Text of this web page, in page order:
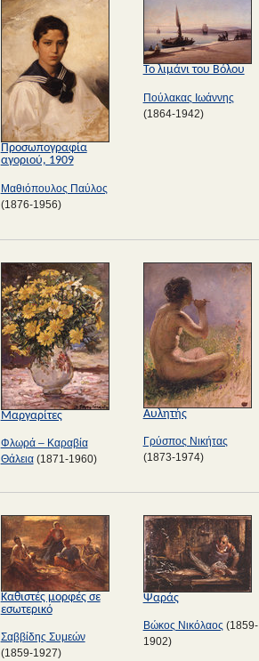
Προσωπογραφία
αγοριού, 1909
Μαθιόπουλος Παύλος
(1876-1956)
Το λιμάνι του Βόλου
Πούλακας Ιωάννης
(1864-1942)
Μαργαρίτες
Φλωρά – Καραβία
Θάλεια(1871-1960)
Αυλητής
Γρύσπος Νικήτας
(1873-1974)
Καθιστές μορφές σε
εσωτερικό
Σαββίδης Συμεών
(1859-1927)
Ψαράς
Βώκος Νικόλαος (1859-
1902)